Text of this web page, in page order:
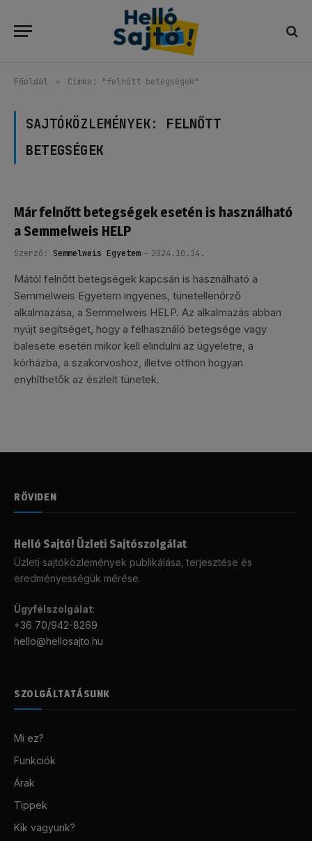
Főoldal » Címke: "felnőtt betegségek"
SAJTÓKÖZLEMÉNYEK: FELNŐTT
BETEGSÉGEK
Már felnőtt betegségek esetén is használható
a Semmelweis HELP
Szerző: Semmelweis Egyetem 2024.10.14.
Mától felnőtt betegségek kapcsán is használható a
Semmelweis Egyetem ingyenes, tünetellenőrző
alkalmazása, a Semmelweis HELP. Az alkalmazás abban
nyújt segítséget, hogy a felhasználó betegsége vagy
balesete esetén mikor kell elindulni az ügyeletre, a
kórházba, a szakorvoshoz, illetve otthon hogyan
enyhíthetők az észlelt tünetek.
RÖVIDEN
Helló Sajtó! Üzleti Sajtószolgálat
Üzleti sajtóközlemények publikálása, terjesztése és
eredményességük mérése.
Ügyfélszolgálat:
+36 70/942-8269
hello@hellosajto.hu
SZOLGÁLTATÁSUNK
Mi ez?
Funkciók
Árak
Tippek
Kik vagyunk?